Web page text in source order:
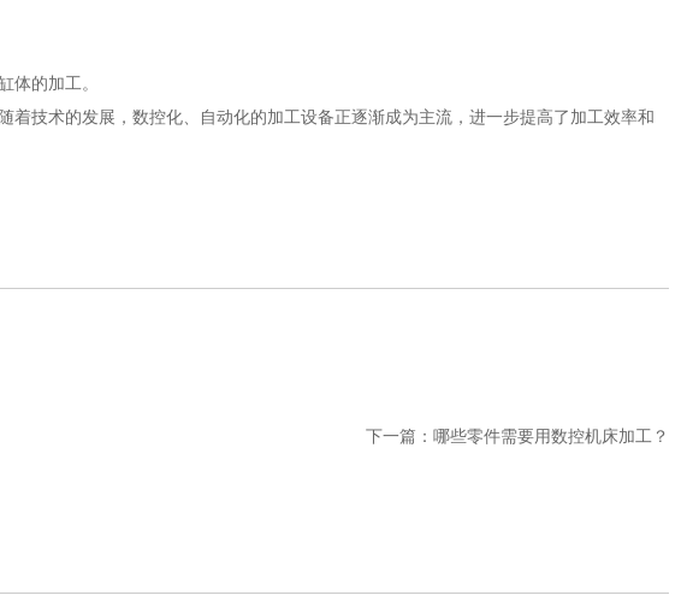
体的加工。
技术的发展，数控化、自动化的加工设备正逐渐成为主流，进一步提高了加工效率和
下一篇： 哪些零件需要用数控机床加工？